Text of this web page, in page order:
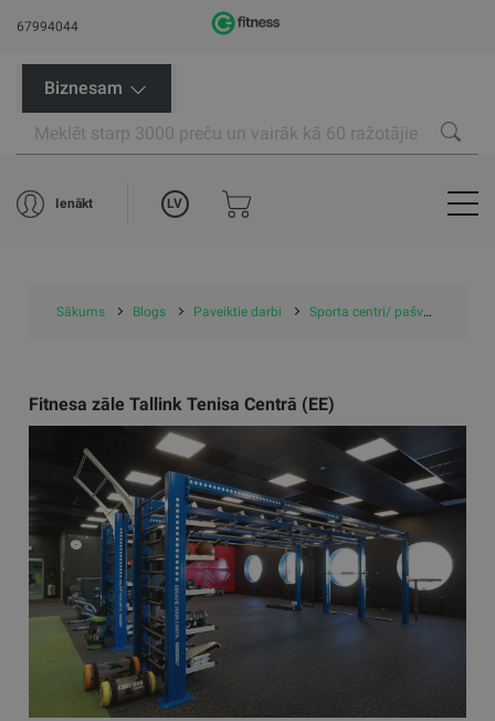
67994044
Biznesam
Ienākt LV
Sākums Blogs Paveiktie darbi Sporta centri/ pašvaldību projekti
Fitnesa zāle Tallink Tenisa Centrā (EE)